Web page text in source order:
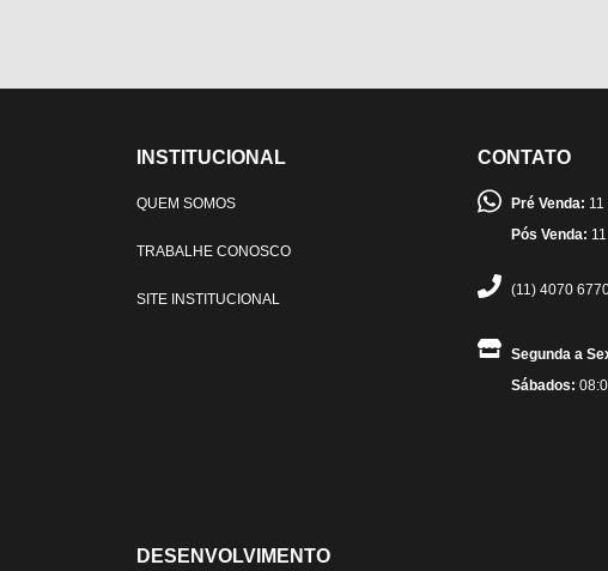
INSTITUCIONAL
QUEM SOMOS
TRABALHE CONOSCO
SITE INSTITUCIONAL
CONTATO
Pré Venda:
Pós Venda:
(11) 4070
Segunda a
Sábados:
DESENVOLVIMENTO